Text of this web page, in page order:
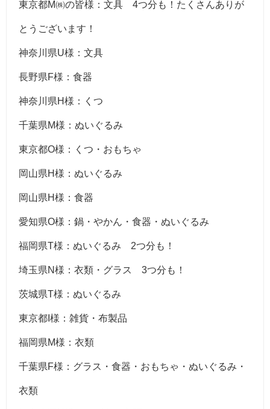
東京都M㈱の皆様：文具 4つ分も！たくさんありが
とうございます！
神奈川県U様：文具
長野県F様：食器
神奈川県H様：くつ
千葉県M様：ぬいぐるみ
東京都O様：くつ・おもちゃ
岡山県H様：ぬいぐるみ
岡山県H様：食器
愛知県O様：鍋・やかん・食器・ぬいぐるみ
福岡県T様：ぬいぐるみ 2つ分も！
埼玉県N様：衣類・グラス 3つ分も！
茨城県T様：ぬいぐるみ
東京都I様：雑貨・布製品
福岡県M様：衣類
千葉県F様：グラス・食器・おもちゃ・ぬいぐるみ・
衣類